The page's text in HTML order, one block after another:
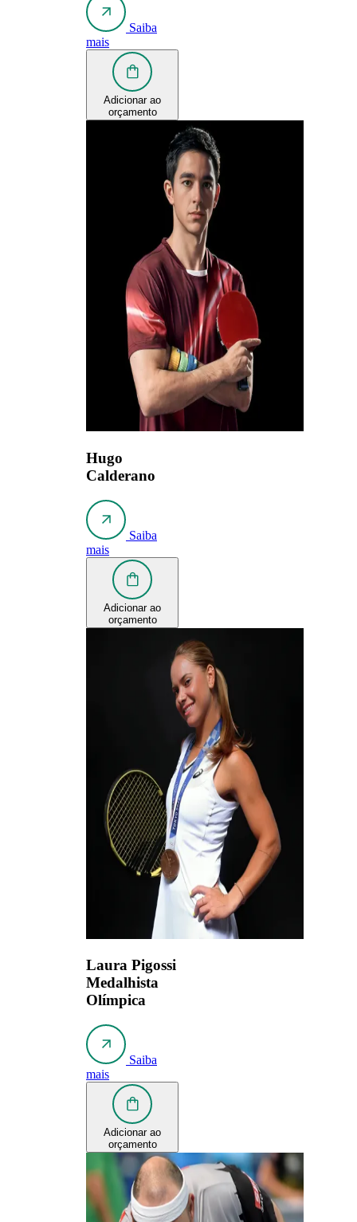
Saiba
mais
Adicionar ao
orçamento
Hugo
Calderano
Saiba
mais
Adicionar ao
orçamento
Laura Pigossi
Medalhista
Olímpica
Saiba
mais
Adicionar ao
orçamento